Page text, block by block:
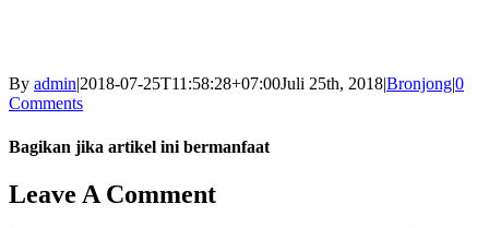
By admin|2018-07-25T11:58:28+07:00Juli 25th, 2018|Bronjong|0
Comments
Bagikan jika artikel ini bermanfaat
Facebook
Twitter
Reddit
LinkedIn
WhatsApp
Tumblr
Pinterest
Vk
Email
Leave A Comment